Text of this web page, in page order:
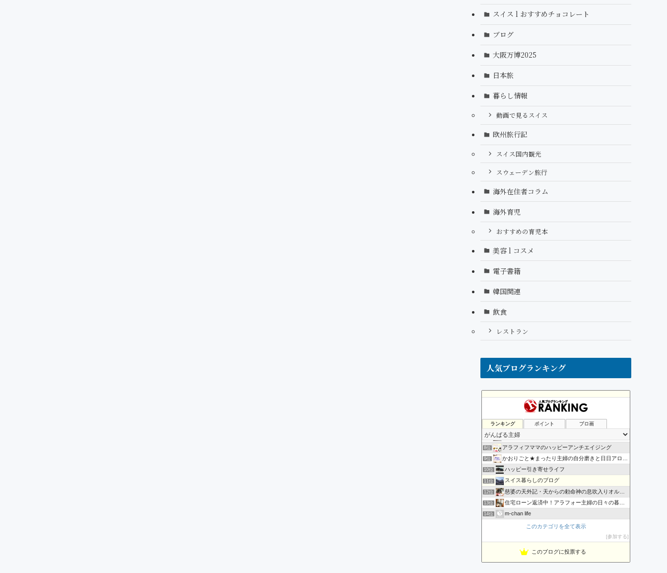
スイス l おすすめチョコレート
ブログ
大阪万博2025
日本旅
暮らし情報
動画で見るスイス
欧州旅行記
スイス国内観光
スウェーデン旅行
海外在住者コラム
海外育児
おすすめの育児本
美容 l コスメ
電子書籍
韓国関連
飲食
レストラン
人気ブログランキング
ランキング ポイント ブロ画
そうだ!ドイツへ移住だっ!!
リンパドレナージュオーガニック 練馬 ひまわりのへや”ブログ
のりかの日々の幸せ日記
7位 子育てママの情報 | 恋愛・結婚・妊娠・出産・育児・子育て…
8位 アラフィフママのハッピーアンチエイジング
9位 かおりごと★まったり主婦の自分磨きと日日アロマ【ヒロブロ】
10位 ハッピー引き寄せライフ
11位 スイス暮らしのブログ
12位 慈婆の天外記・天からの勅命神の息吹入りオルゴナイト
13位 住宅ローン返済中！アラフォー主婦の日々の暮らし
14位 m-chan life
時間とお金と家業から自由になる！！ママ女将奮闘記
変わり者夫婦＊白黒小豆のほんわか＊安かわ＊言の葉＊のーと
このカテゴリを全て表示
参加する
このブログに投票する